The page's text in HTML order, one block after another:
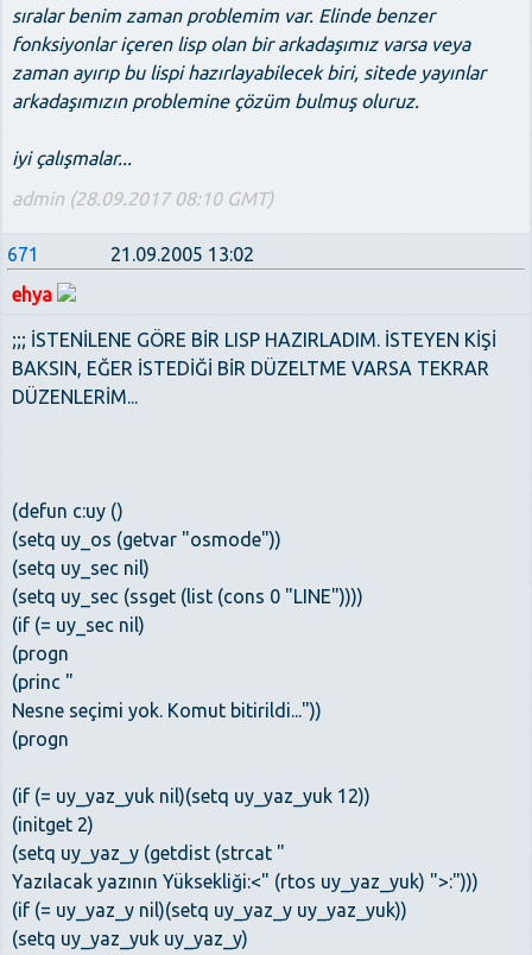
sıralar benim zaman problemim var. Elinde benzer
fonksiyonlar içeren lisp olan bir arkadaşımız varsa veya
zaman ayırıp bu lispi hazırlayabilecek biri, sitede yayınlar
arkadaşımızın problemine çözüm bulmuş oluruz.
iyi çalışmalar...
admin (28.09.2017 08:10 GMT)
671
21.09.2005 13:02
ehya
;;; İSTENİLENE GÖRE BİR LISP HAZIRLADIM. İSTEYEN KİŞİ
BAKSIN, EĞER İSTEDİĞİ BİR DÜZELTME VARSA TEKRAR
DÜZENLERİM...
(defun c:uy ()
(setq uy_os (getvar "osmode"))
(setq uy_sec nil)
(setq uy_sec (ssget (list (cons 0 "LINE"))))
(if (= uy_sec nil)
(progn
(princ "
Nesne seçimi yok. Komut bitirildi..."))
(progn
(if (= uy_yaz_yuk nil)(setq uy_yaz_yuk 12))
(initget 2)
(setq uy_yaz_y (getdist (strcat "
Yazılacak yazının Yüksekliği:<" (rtos uy_yaz_yuk) ">:")))
(if (= uy_yaz_y nil)(setq uy_yaz_y uy_yaz_yuk))
(setq uy_yaz_yuk uy_yaz_y)